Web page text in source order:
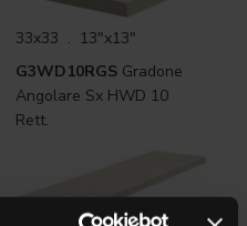
33x33 . 13"x13"
G3WD10RGS Gradone
Angolare Sx HWD 10
Rett.